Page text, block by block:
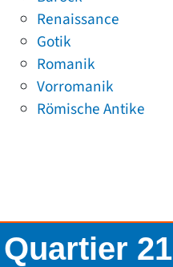
Renaissance
Gotik
Romanik
Vorromanik
Römische Antike
Quartier 21